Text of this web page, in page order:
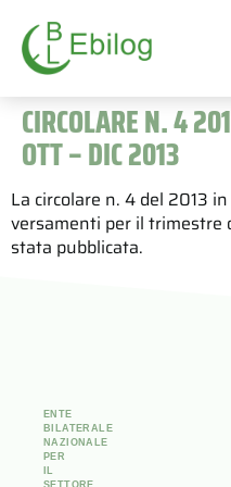
CIRCOLARE N. 4
OTT – DIC 2013
La circolare n. 4 del 2013
versamenti per il trimestre
stata pubblicata.
ENTE
BILATERALE
NAZIONALE
PER
IL